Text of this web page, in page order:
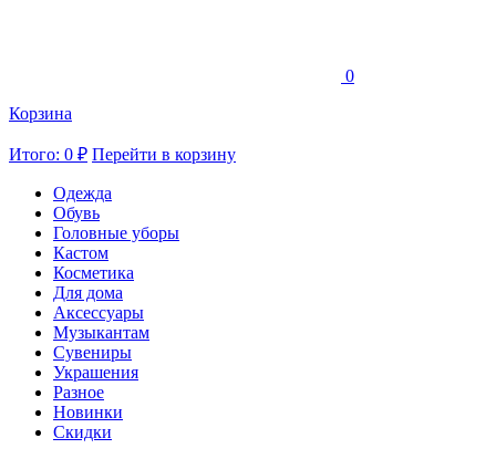
0
Корзина
Итого: 0 ₽ Перейти в корзину
Одежда
Обувь
Головные уборы
Кастом
Косметика
Для дома
Аксессуары
Музыкантам
Сувениры
Украшения
Разное
Новинки
Скидки